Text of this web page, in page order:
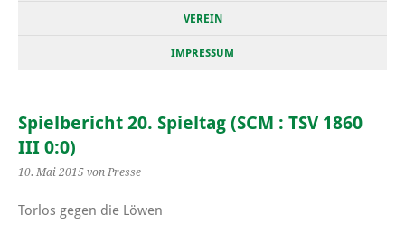
VEREIN
IMPRESSUM
Spielbericht 20. Spieltag (SCM : TSV 1860
III 0:0)
10. Mai 2015 von Presse
Torlos gegen die Löwen